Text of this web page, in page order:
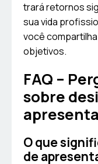
trará retornos
sua vida
você
objetivos.
FAQ –
sobre
O que
de